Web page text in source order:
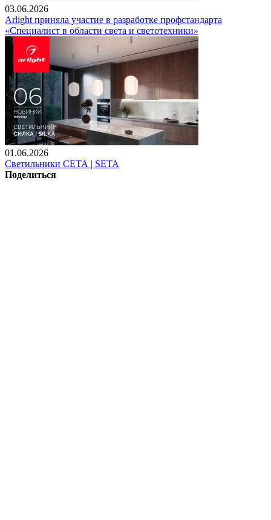
03.06.2026
Arlight приняла участие в разработке профстандарта
«Специалист в области света и светотехники»
01.06.2026
Светильники СЕТА | SETA
Поделиться